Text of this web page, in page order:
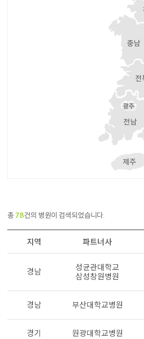
총 78건의 병원이 검색되었습니다.
지역 파트너사
경남 성균관대학교
삼성창원병원
경남 부산대학교병원
경기 원광대학교병원